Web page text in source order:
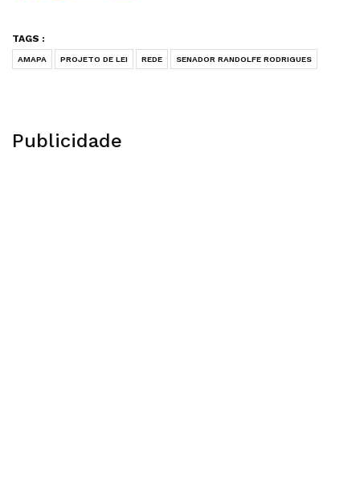
TAGS :
AMAPA PROJETO DE LEI REDE SENADOR RANDOLFE RODRIGUES
Publicidade